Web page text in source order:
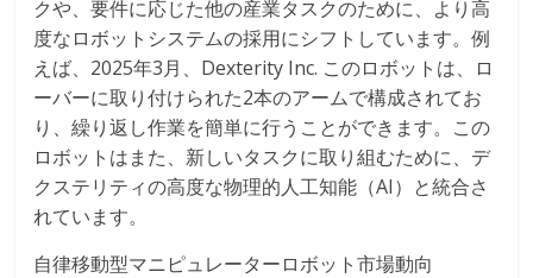
クや、要件に応じた他の産業タスクのために、より高
度なロボットシステムの採用にシフトしています。例
えば、2025年3月、Dexterity Inc. このロボットは、ロ
ーバーに取り付けられた2本のアームで構成されてお
り、繰り返し作業を簡単に行うことができます。この
ロボットはまた、新しいタスクに取り組むために、デ
クステリティの高度な物理的人工知能（AI）と統合さ
れています。
自律移動型マニピュレーターロボット市場動向